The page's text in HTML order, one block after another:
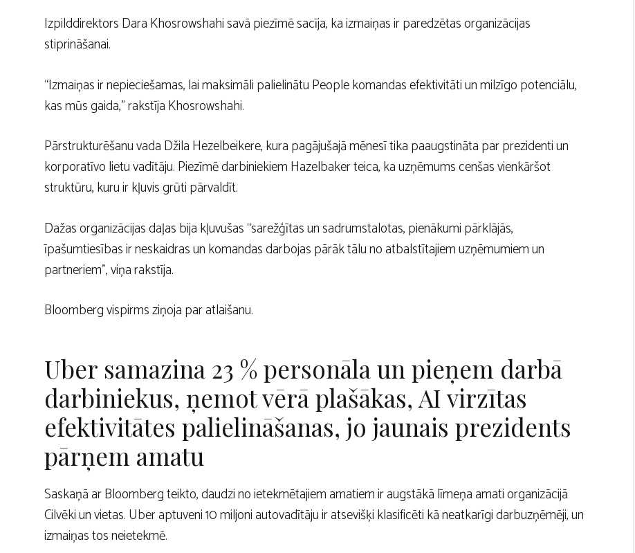
Izpilddirektors Dara Khosrowshahi savā piezīmē sacīja, ka izmaiņas ir paredzētas organizācijas
stiprināšanai.
“Izmaiņas ir nepieciešamas, lai maksimāli palielinātu People komandas efektivitāti un milzīgo potenciālu,
kas mūs gaida,” rakstīja Khosrowshahi.
Pārstrukturēšanu vada Džila Hezelbeikere, kura pagājušajā mēnesī tika paaugstināta par prezidenti un
korporatīvo lietu vadītāju. Piezīmē darbiniekiem Hazelbaker teica, ka uzņēmums cenšas vienkāršot
struktūru, kuru ir kļuvis grūti pārvaldīt.
Dažas organizācijas daļas bija kļuvušas “sarežģītas un sadrumstalotas, pienākumi pārklājās,
īpašumtiesības ir neskaidras un komandas darbojas pārāk tālu no atbalstītajiem uzņēmumiem un
partneriem”, viņa rakstīja.
Bloomberg vispirms ziņoja par atlaišanu.
Uber samazina 23 % personāla un pieņem darbā
darbiniekus, ņemot vērā plašākas, AI virzītas
efektivitātes palielināšanas, jo jaunais prezidents
pārņem amatu
Saskaņā ar Bloomberg teikto, daudzi no ietekmētajiem amatiem ir augstākā līmeņa amati organizācijā
Cilvēki un vietas. Uber aptuveni 10 miljoni autovadītāju ir atsevišķi klasificēti kā neatkarīgi darbuzņēmēji, un
izmaiņas tos neietekmē.